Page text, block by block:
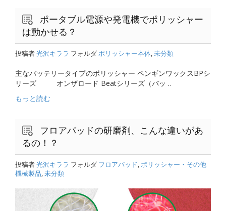
ポータブル電源や発電機でポリッシャー
は動かせる？
投稿者光沢キララ フォルダポリッシャー本体,未分類
主なバッテリータイプのポリッシャー ペンギンワックスBPシ
リーズ オンザロード Beatシリーズ（バッ ..
もっと読む
フロアパッドの研磨剤、こんな違いがあ
るの！？
投稿者光沢キララ フォルダ フロアパッド,ポリッシャー・その他
機械製品,未分類